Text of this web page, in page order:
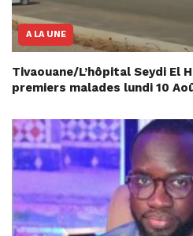
A LA UNE
Tivaouane/L’hôpital Seydi El
premiers malades lundi 10